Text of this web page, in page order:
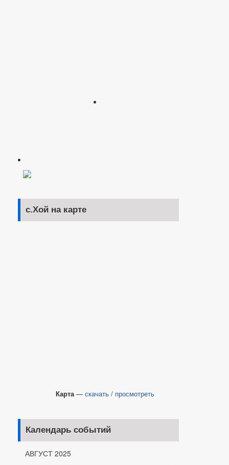
с.Хой на карте
Карта— скачать / просмотреть
Календарь событий
АВГУСТ 2025